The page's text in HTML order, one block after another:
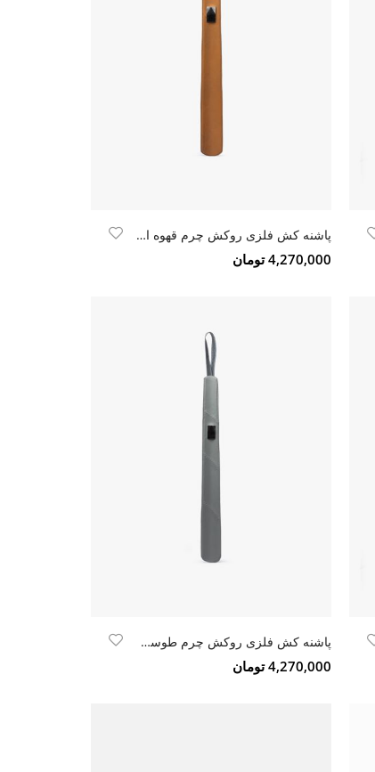
پاشنه کش فلزی روکش چرم قهوه ایی روشن (شتری)
4,270,000 تومان
پاشنه کش فلزی روکش چرم طوسی سافتی
4,270,000 تومان